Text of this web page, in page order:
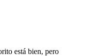
está bien, pero